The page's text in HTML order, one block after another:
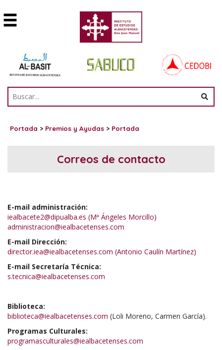
Portada > Premios y Ayudas > Portada
Correos de contacto
E-mail administración:
iealbacete2@dipualba.es (Mª Ángeles Morcillo)
administracion@iealbacetenses.com
E-mail Dirección:
director.iea@iealbacetenses.com (Antonio Caulín Martínez)
E-mail Secretaría Técnica:
s.tecnica@iealbacetenses.com
Biblioteca:
biblioteca@iealbacetenses.com (Loli Moreno, Carmen García).
Programas Culturales:
programasculturales@iealbacetenses.com